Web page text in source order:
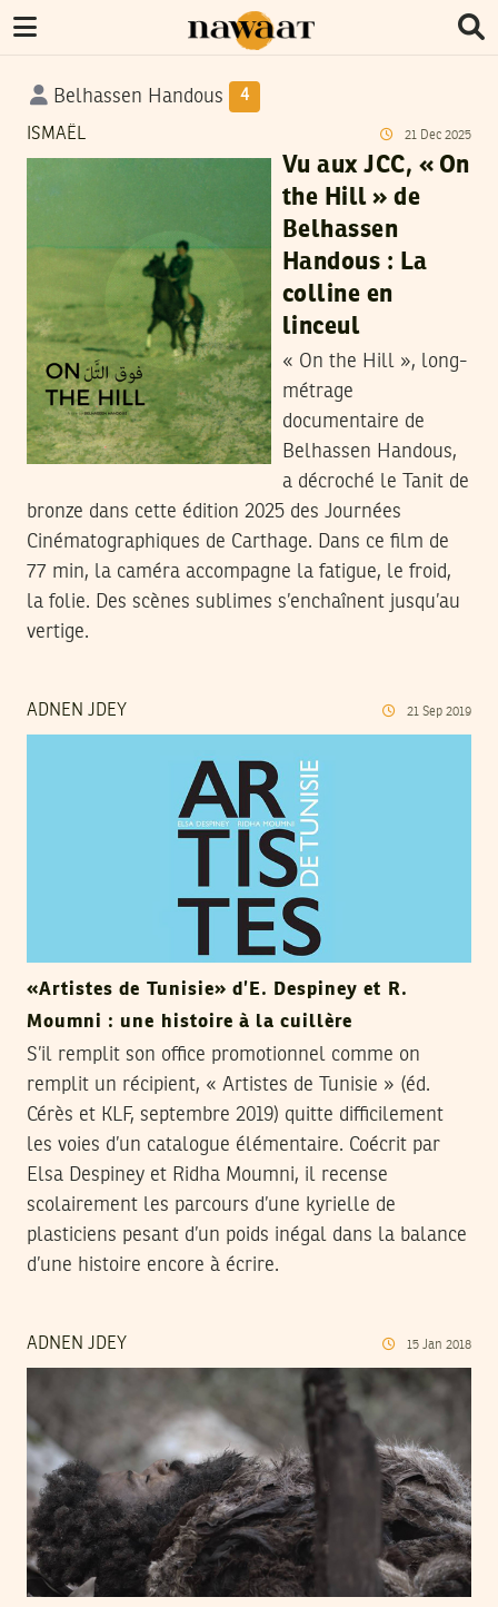
Belhassen Handous 4
ISMAËL 21 Dec 2025
Vu aux JCC, « On
the Hill » de
Belhassen
Handous : La
colline en
linceul
« On the Hill », long-
métrage
documentaire de
Belhassen Handous,
a décroché le Tanit de
bronze dans cette édition 2025 des Journées
Cinématographiques de Carthage. Dans ce film de
77 min, la caméra accompagne la fatigue, le froid,
la folie. Des scènes sublimes s’enchaînent jusqu’au
vertige.
ADNEN JDEY 21 Sep 2019
«Artistes de Tunisie» d’E. Despiney et R.
Moumni : une histoire à la cuillère
S’il remplit son office promotionnel comme on
remplit un récipient, « Artistes de Tunisie » (éd.
Cérès et KLF, septembre 2019) quitte difficilement
les voies d’un catalogue élémentaire. Coécrit par
Elsa Despiney et Ridha Moumni, il recense
scolairement les parcours d’une kyrielle de
plasticiens pesant d’un poids inégal dans la balance
d’une histoire encore à écrire.
ADNEN JDEY 15 Jan 2018